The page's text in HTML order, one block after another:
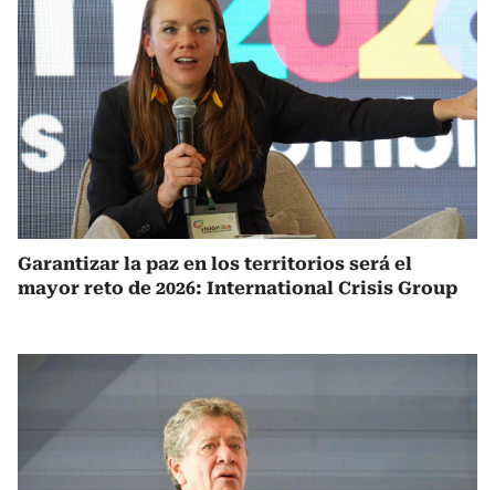
Garantizar la paz en los territorios será el
mayor reto de 2026: International Crisis Group